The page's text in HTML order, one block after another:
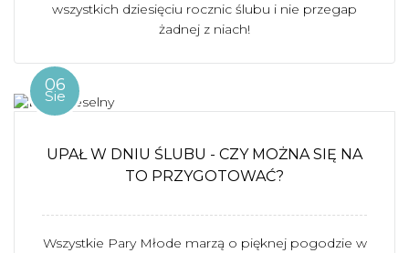
wszystkich dziesięciu rocznic ślubu i nie przegap
żadnej z niach!
06
Sie
UPAŁ W DNIU ŚLUBU - CZY MOŻNA SIĘ NA
TO PRZYGOTOWAĆ?
Wszystkie Pary Młode marzą o pięknej pogodzie w